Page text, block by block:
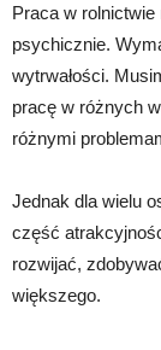
Praca w
psychicznie.
wytrwałości.
pracę w różnych
różnymi
Jednak dla wielu
część
rozwijać,
większego.